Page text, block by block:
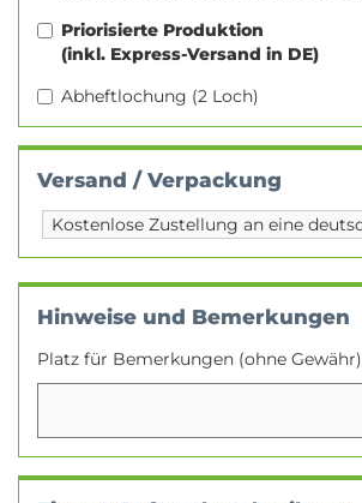
Priorisierte Produktion
(inkl. Express-Versand in DE)
Abheftlochung (2 Loch)
Versand / Verpackung
Hinweise und Bemerkungen
Platz für Bemerkungen (ohne Gewähr)